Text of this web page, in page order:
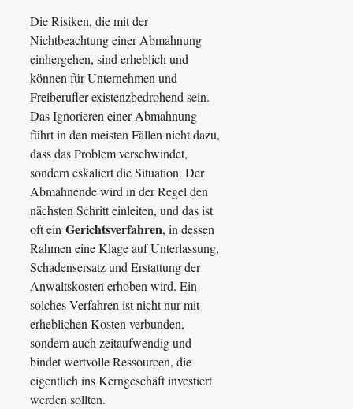
Die Risiken, die mit der
Nichtbeachtung einer Abmahnung
einhergehen, sind erheblich und
können für Unternehmen und
Freiberufler existenzbedrohend sein.
Das Ignorieren einer Abmahnung
führt in den meisten Fällen nicht dazu,
dass das Problem verschwindet,
sondern eskaliert die Situation. Der
Abmahnende wird in der Regel den
nächsten Schritt einleiten, und das ist
oft ein Gerichtsverfahren, in dessen
Rahmen eine Klage auf Unterlassung,
Schadensersatz und Erstattung der
Anwaltskosten erhoben wird. Ein
solches Verfahren ist nicht nur mit
erheblichen Kosten verbunden,
sondern auch zeitaufwendig und
bindet wertvolle Ressourcen, die
eigentlich ins Kerngeschäft investiert
werden sollten.